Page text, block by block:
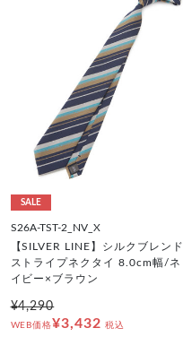
SALE
S26A-TST-2_NV_X
【SILVER LINE】シルクブレンド
ストライプネクタイ 8.0cm幅/ネ
イビー×ブラウン
¥4,290
WEB価格¥3,432 税込